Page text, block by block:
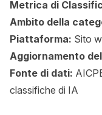
Metrica di
Ambito della
Piattaforma: Sito
Aggiornamento
Fonte di dati:
classifiche di IA